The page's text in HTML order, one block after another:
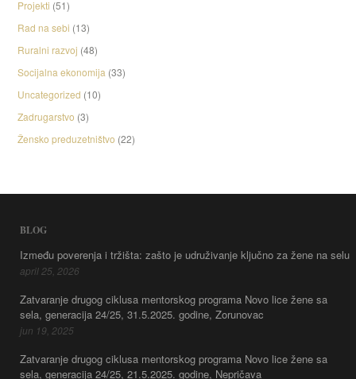
Projekti (51)
Rad na sebi (13)
Ruralni razvoj (48)
Socijalna ekonomija (33)
Uncategorized (10)
Zadrugarstvo (3)
Žensko preduzetništvo (22)
BLOG
Između poverenja i tržišta: zašto je udruživanje ključno za žene na selu
april 25, 2026
Zatvaranje drugog ciklusa mentorskog programa Novo lice žene sa
sela, generacija 24/25, 31.5.2025. godine, Zorunovac
jun 19, 2025
Zatvaranje drugog ciklusa mentorskog programa Novo lice žene sa
sela, generacija 24/25, 21.5.2025. godine, Nepričava